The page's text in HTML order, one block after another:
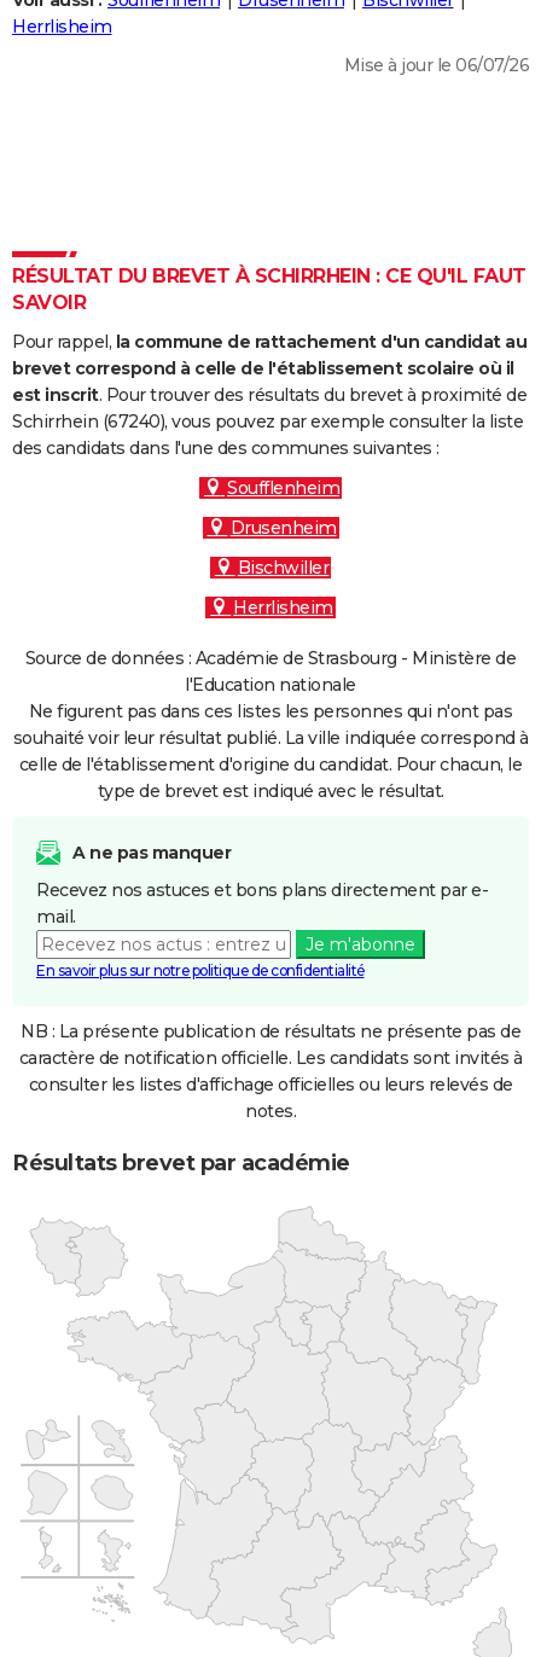
Destinations
City break
Voyage nature
Voyage de noces
Forum
Climat
+
PHOTO
Dictionnaire
Biographies
Citations
Expressions
Proverbes
PROGRAMME TV
S'inscrire
Se connecter
Lycées
Collèges
Primaires
Universités
Entreprises
Service militaire
Avis de recherche
AVIS DE DÉCÈS
FORUM
Herrlisheim
Mise à jour le 06/07/26
RÉSULTAT DU BREVET À SCHIRRHEIN : CE QU'IL FAUT
SAVOIR
Pour rappel, la commune de rattachement d'un candidat au
brevet correspond à celle de l'établissement scolaire où il
est inscrit. Pour trouver des résultats du brevet à proximité de
Schirrhein (67240), vous pouvez par exemple consulter la liste
des candidats dans l'une des communes suivantes :
Soufflenheim
Drusenheim
Bischwiller
Herrlisheim
Source de données : Académie de Strasbourg - Ministère de
l'Education nationale
Ne figurent pas dans ces listes les personnes qui n'ont pas
souhaité voir leur résultat publié. La ville indiquée correspond à
celle de l'établissement d'origine du candidat. Pour chacun, le
type de brevet est indiqué avec le résultat.
A ne pas manquer
Recevez nos astuces et bons plans directement par e-
mail.
Je m'abonne
En savoir plus sur notre politique de confidentialité
NB : La présente publication de résultats ne présente pas de
caractère de notification officielle. Les candidats sont invités à
consulter les listes d'affichage officielles ou leurs relevés de
notes.
Résultats brevet par académie